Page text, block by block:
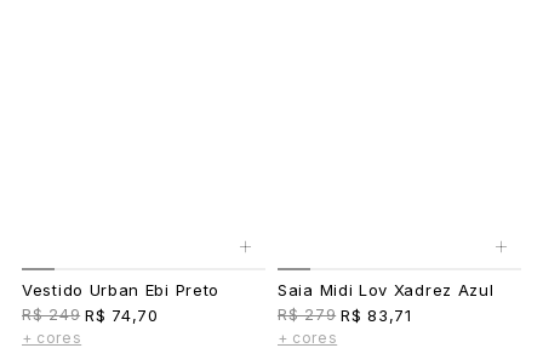
+
Vestido Urban Ebi Preto
R$ 249 R$ 74,70
+ cores
+
Saia Midi Lov Xadrez Azul
R$ 279 R$ 83,71
+ cores